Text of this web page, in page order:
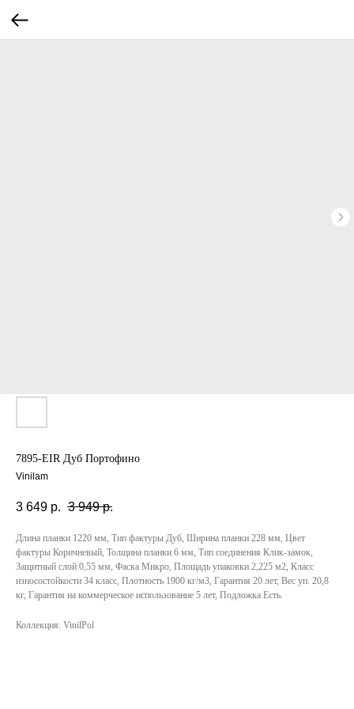
7895-EIR Дуб Портофино
Vinilam
3 649 р. 3 949 р.
Длина планки 1220 мм, Тип фактуры Дуб, Ширина планки 228 мм, Цвет
фактуры Коричневый, Толщина планки 6 мм, Тип соединения Клик-замок,
Защитный слой 0,55 мм, Фаска Микро, Площадь упаковки 2,225 м2, Класс
износостойкости 34 класс, Плотность 1900 кг/м3, Гарантия 20 лет, Вес уп. 20,8
кг, Гарантия на коммерческое использование 5 лет, Подложка Есть.
Коллекция: VinilPol